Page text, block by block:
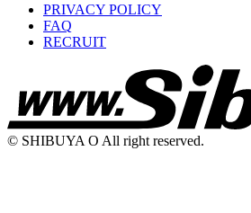
PRIVACY POLICY
FAQ
RECRUIT
© SHIBUYA O All right reserved.